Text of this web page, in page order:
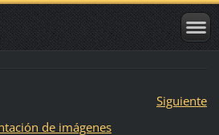
Siguiente
de imágenes